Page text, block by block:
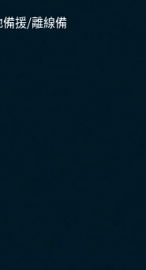
援/離線備